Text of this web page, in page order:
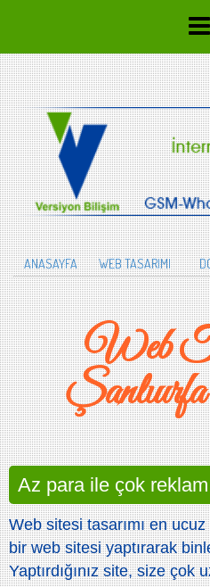
ANASAYFA WEB TASARIMI
Web
Az para ile çok
Web sitesi tasarımı en
bir web sitesi yaptırarak
Yaptırdığınız site, size çok